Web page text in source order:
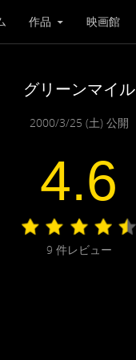
作品 映画館
グリーンマイル
2000/3/25 (土) 公開
4.6
9 件レビュー